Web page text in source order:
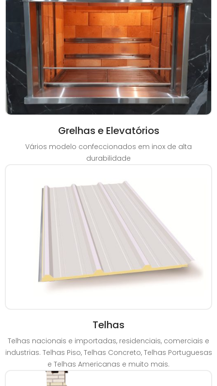
Grelhas e Elevatórios
Vários modelo confeccionados em inox de alta
durabilidade
Telhas
Telhas nacionais e importadas, residenciais, comerciais e
industrias. Telhas Piso, Telhas Concreto, Telhas Portuguesas
e Telhas Americanas e muito mais.